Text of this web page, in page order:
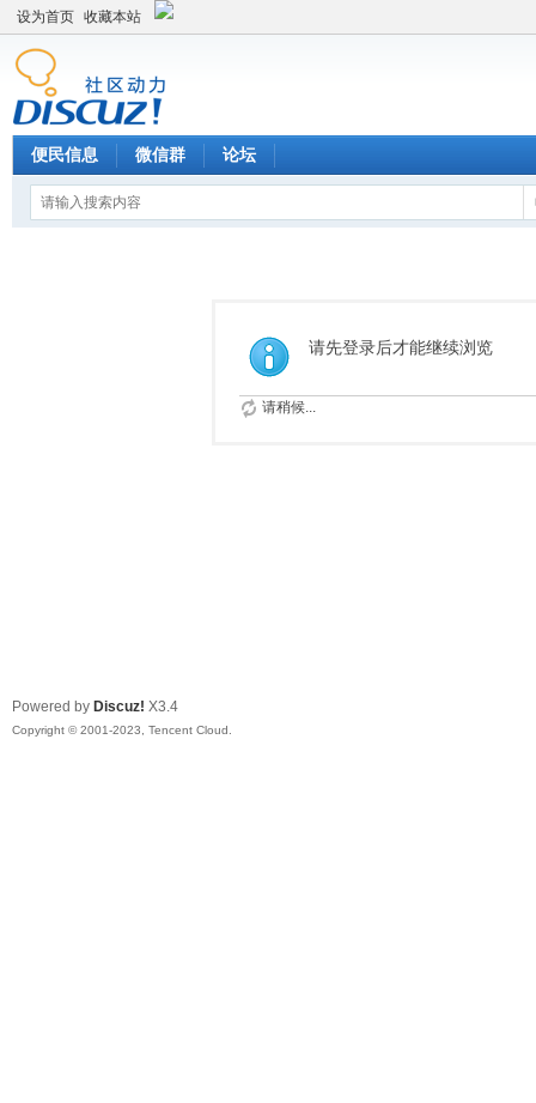
设为首页 收藏本站
便民信息 微信群 论坛
请先登录后才能继续浏览
请稍候...
Powered by Discuz! X3.4
Copyright © 2001-2023, Tencent Cloud.